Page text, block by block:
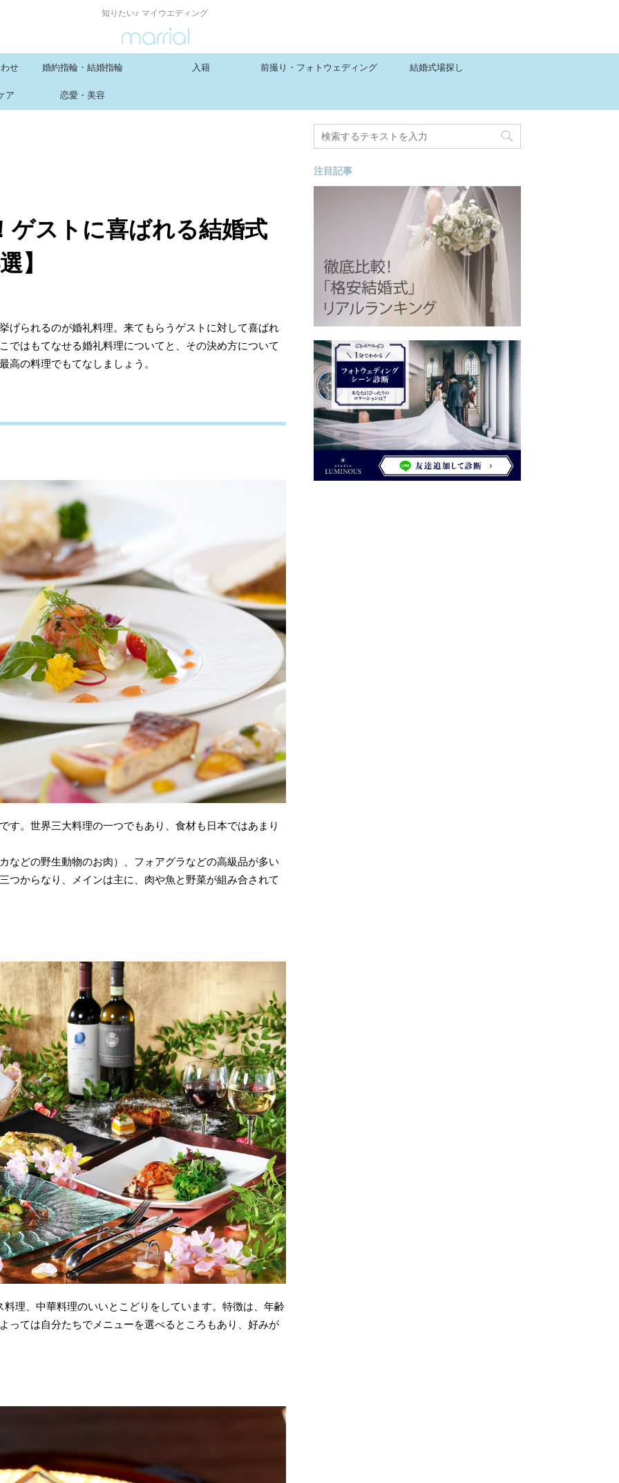
知りたい♪ マイウエディング
せ 婚約指輪・結婚指輪 入籍 前撮り・フォトウェディング 結婚式場探し
ア 恋愛・美容
ゲストに喜ばれる結婚式
】
げられるのが婚礼料理。来てもらうゲストに対して喜ばれ
ではもてなせる婚礼料理についてと、その決め方について
高の料理でもてなしましょう。
す。世界三大料理の一つでもあり、食材も日本ではあまり
などの野生動物のお肉）、フォアグラなどの高級品が多い
つからなり、メインは主に、肉や魚と野菜が組み合されて
理、中華料理のいいとこどりをしています。特徴は、年齢
っては自分たちでメニューを選べるところもあり、好みが
注目記事